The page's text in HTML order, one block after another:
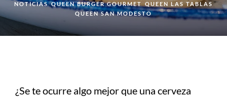
NOTICIAS QUEEN BURGER GOURMET QUEEN LAS TABLAS
QUEEN SAN MODESTO
¿Se te ocurre algo mejor que una cerveza